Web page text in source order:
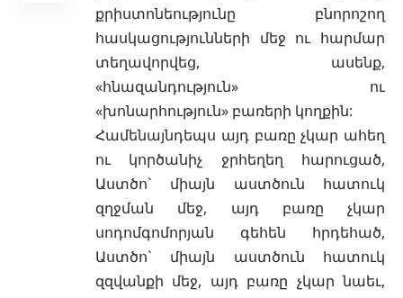
քրիստոնեությունը բնորոշող
հասկացությունների մեջ ու հարմար
տեղավորվեց, ասենք,
«հնազանդություն» ու
«խոնարհություն» բառերի կողքին:
Համենայնդեպս այդ բառը չկար ահեղ
ու կործանիչ ջրհեղեղ հարուցած,
Աստծո` միայն աստծուն հատուկ
զղջման մեջ, այդ բառը չկար
սոդոմգոմորյան գեհեն հրդեհած,
Աստծո` միայն աստծուն հատուկ
զզվանքի մեջ, այդ բառը չկար նաեւ,